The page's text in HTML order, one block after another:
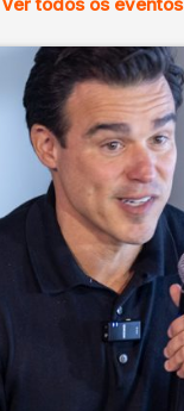
Ver todos os eventos